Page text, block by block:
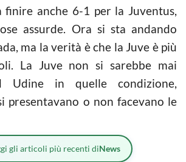
finire anche 6-1 per la Juventus,
assurde. Ora si sta andando
ma la verità è che la Juve è più
La Juve non si sarebbe mai
Udine in quelle condizione,
presentavano o non facevano le
gli articoli più recenti diNews